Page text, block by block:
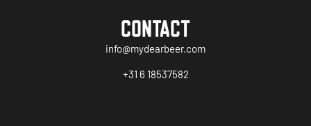
CONTACT
info@mydearbeer.com
+31 6 18537582